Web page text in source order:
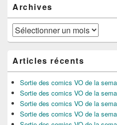
Archives
Archives
Articles récents
Sortie des comics VO de la
Sortie des comics VO de la
Sortie des comics VO de la
Sortie des comics VO de la